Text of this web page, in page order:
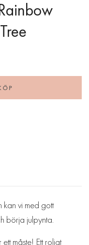
vi med gott
börja julpynta.
måste! Ett roligt